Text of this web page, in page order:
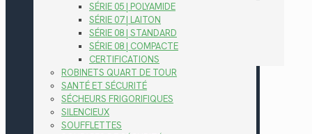
SÉRIE 05 | POLYAMIDE
SÉRIE 07 | LAITON
SÉRIE 08 | STANDARD
SÉRIE 08 | COMPACTE
CERTIFICATIONS
ROBINETS QUART DE TOUR
SANTÉ ET SÉCURITÉ
SÉCHEURS FRIGORIFIQUES
SILENCIEUX
SOUFFLETTES